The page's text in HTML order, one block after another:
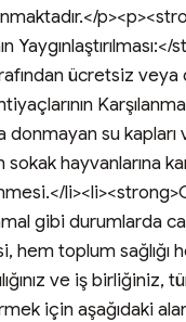
ücretsiz veya
donmayan su
hayvanlarına
gibi durumlarda
hem toplum sağlığı
ve iş birliğiniz,
için aşağıdaki